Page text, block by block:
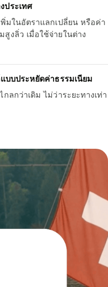
ประเทศ
มในอัตราแลกเปลี่ยน หรือค่า
งลิ่ว เมื่อใช้จ่ายในต่าง
บบประหยัดค่าธรรมเนียม
ลกว่าเดิม ไม่ว่าระยะทางเท่า